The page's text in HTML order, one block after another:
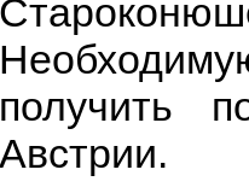
получить
Австрии.